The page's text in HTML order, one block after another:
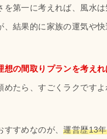
を第一に考えれば、風水
、結果的に家族の運気や
想の間取りプランを考え
めたら、すごくラクです
すすめなのが、運営歴13